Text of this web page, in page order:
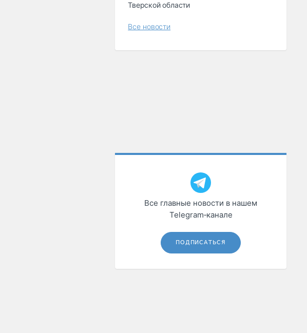
Тверской области
Все новости
Все главные новости в нашем
Telegram‑канале
ПОДПИСАТЬСЯ